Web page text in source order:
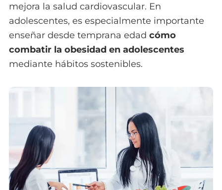
mejora la salud cardiovascular. En
adolescentes, es especialmente importante
enseñar desde temprana edad cómo
combatir la obesidad en adolescentes
mediante hábitos sostenibles.